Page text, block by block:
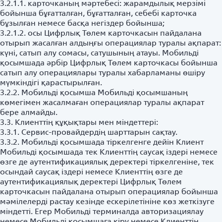
3.2.1.1. карточканың мәртебесі: жарамдылық мерзімі
бойынша бұғатталған, бұғатталған, себебі карточка
бұзылған немесе басқа негіздер бойынша;
3.2.1.2. осы Цифрлық Төлем карточкасын пайдалана
отырып жасалған алдыңғы операциялар туралы ақпарат:
күні, сатып алу сомасы, сатушының атауы. Мобильді
қосымшада әрбір Цифрлық Төлем карточкасы бойынша
сатып алу операциялары туралы хабарламаны өшіру
мүмкіндігі қарастырылған.
3.2.2. Мобильді қосымша Мобильді қосымшаның
көмегімен жасалмаған операциялар туралы ақпарат
бере алмайды.
3.3. Клиенттің құқықтары мен міндеттері:
3.3.1. Сервис-провайдердің шарттарын сақтау.
3.3.2. Мобильді қосымшада тіркелгенге дейін Клиент
Мобильді қосымшада тек Клиенттің саусақ іздері немесе
өзге де аутентификациялық деректері тіркелгеніне, тек
осындай саусақ іздері немесе Клиенттің өзге де
аутентификациялық деректері Цифрлық Төлем
карточкасын пайдалана отырып операциялар бойынша
мәмілелерді растау кезінде ескерілетініне көз жеткізуге
міндетті. Егер Мобильді терминалда авторизациялау